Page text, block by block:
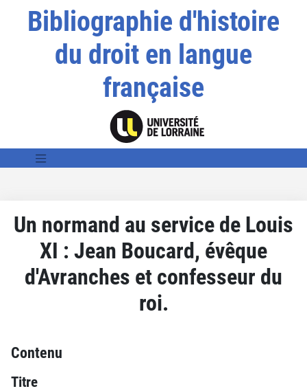
Bibliographie d'histoire
du droit en langue
française
Un normand au service de Louis
XI : Jean Boucard, évêque
d'Avranches et confesseur du
roi.
Contenu
Titre